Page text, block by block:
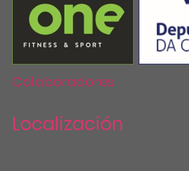
Colaboradores
Localización